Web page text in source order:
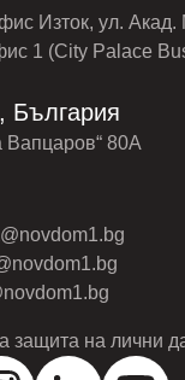
Изток, ул. Акад.
1 (City Palace
България
Вапцаров“ 80А
защита на лични